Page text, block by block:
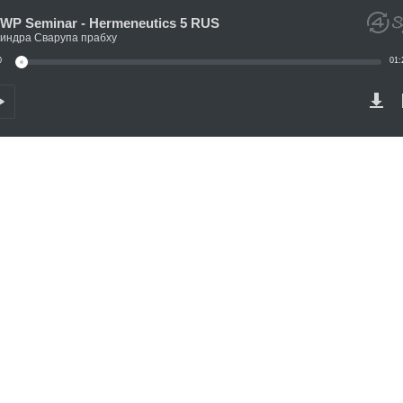
Seminar - Hermeneutics 5 RUS
Сварупа прабху